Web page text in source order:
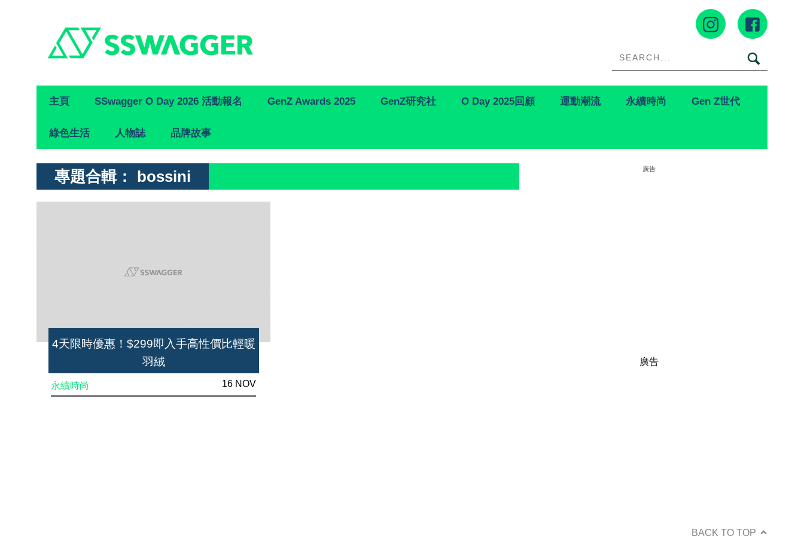
Primary
Navigation
主頁 SSwagger O Day 2026 活動報名 GenZ Awards 2025 GenZ研究社 O Day 2025回顧 運動潮流 永續時尚 Gen Z世代
綠色生活 人物誌 品牌故事
專題合輯： bossini
4天限時優惠！$299即入手高性價比輕暖
羽絨
永續時尚 16 NOV
廣告
廣告
BACK TO TOP